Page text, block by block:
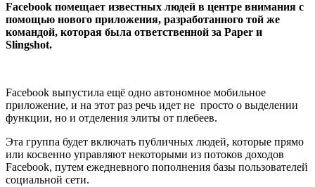
Facebook помещает известных людей в центре внимания с
помощью нового приложения, разработанного той же
командой, которая была ответственной за Paper и
Slingshot.
Facebook выпустила ещё одно автономное мобильное
приложение, и на этот раз речь идет не просто о выделении
функции, но и отделения элиты от плебеев.
Эта группа будет включать публичных людей, которые прямо
или косвенно управляют некоторыми из потоков доходов
Facebook, путем ежедневного пополнения базы пользователей
социальной сети.